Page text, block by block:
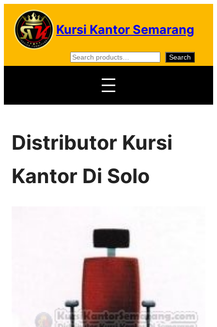
Skip
content
Kursi Kantor Semarang
S
e
c
Search
Distributor Kursi
Kantor Di Solo